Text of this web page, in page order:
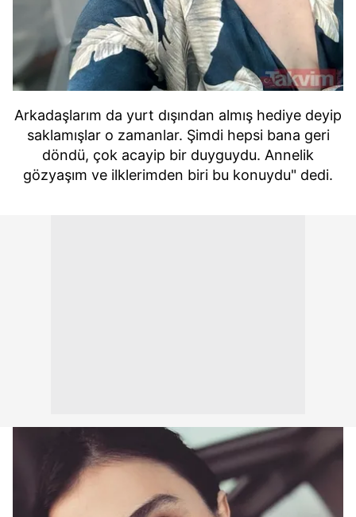
Arkadaşlarım da yurt dışından almış hediye deyip
saklamışlar o zamanlar. Şimdi hepsi bana geri
döndü, çok acayip bir duyguydu. Annelik
gözyaşım ve ilklerimden biri bu konuydu" dedi.